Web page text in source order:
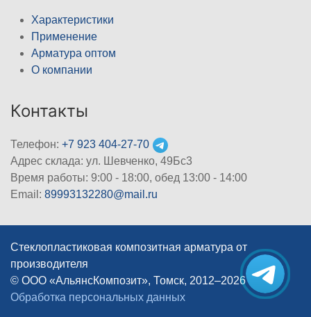
Характеристики
Применение
Арматура оптом
О компании
Контакты
Телефон: +7 923 404-27-70
Адрес склада: ул. Шевченко, 49Бс3
Время работы: 9:00 - 18:00, обед 13:00 - 14:00
Email: 89993132280@mail.ru
Стеклопластиковая композитная арматура от
производителя
© ООО «АльянсКомпозит», Томск, 2012–2026
|
Обработка персональных данных